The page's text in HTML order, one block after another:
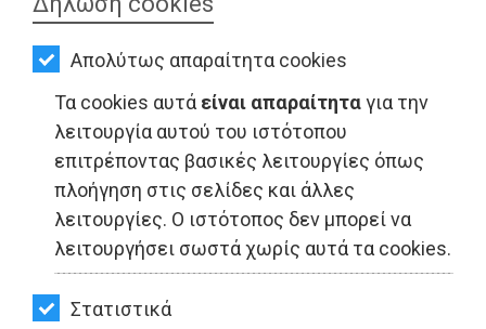
Απολύτως απαραίτητα cookies
Τα cookies αυτά είναι απαραίτηταγια την
λειτουργία αυτού του ιστότοπου
επιτρέποντας βασικές λειτουργίες όπως
πλοήγηση στις σελίδες και άλλες
λειτουργίες. Ο ιστότοπος δεν μπορεί να
λειτουργήσει σωστά χωρίς αυτά τα cookies.
Στατιστικά
ΟΙΚΟΝΟΜΙΑ
ΑΘΛΗΤΙΣΜΟΣ
ΠΟΛΙΤΙΣΜΟΣ
ΣΠΙΤΙ-
ΚΗΠΟΣ
ΥΓΕΙΑ
LIFESTYLE
LIFESTYLE - Ραφήνα